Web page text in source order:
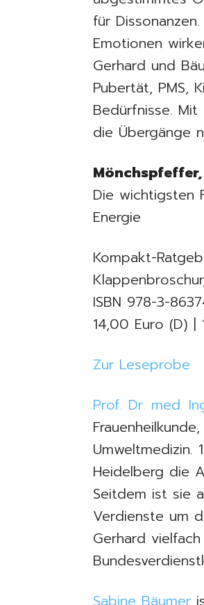
für
Emotionen
Gerhard und
Pubertät, PMS,
Bedürfnisse.
die Übergänge
Die wichtigsten
Energie
Kompakt-
ISBN 978-3-
14,00 Euro (D) |
Zur Leseprobe
Prof. Dr. med.
Umweltmedizin.
Heidelberg die
Seitdem ist sie
Verdienste um
Gerhard
Sabine Bäumer